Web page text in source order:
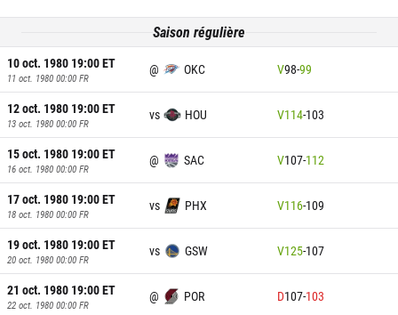
Saison régulière
10 oct. 1980 19:00ET
11 oct. 1980 00:00 FR
@ OKC V98-99
12 oct. 1980 19:00ET
13 oct. 1980 00:00 FR
vs HOU V114-103
15 oct. 1980 19:00ET
16 oct. 1980 00:00 FR
@ SAC V107-112
17 oct. 1980 19:00ET
18 oct. 1980 00:00 FR
vs PHX V116-109
19 oct. 1980 19:00ET
20 oct. 1980 00:00 FR
vs GSW V125-107
21 oct. 1980 19:00ET
22 oct. 1980 00:00 FR
@ POR D107-103